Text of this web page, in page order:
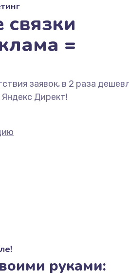
=
заявок, в 2 раза
Директ!
руками: